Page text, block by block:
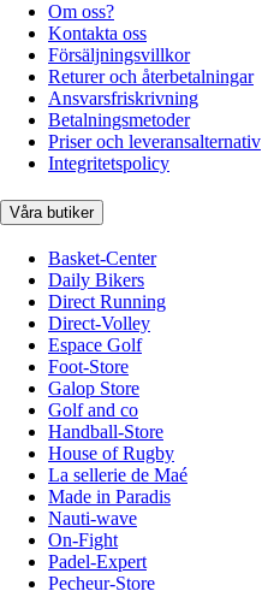
Om oss?
Kontakta oss
Försäljningsvillkor
Returer och återbetalningar
Ansvarsfriskrivning
Betalningsmetoder
Priser och leveransalternativ
Integritetspolicy
Våra butiker
Basket-Center
Daily Bikers
Direct Running
Direct-Volley
Espace Golf
Foot-Store
Galop Store
Golf and co
Handball-Store
House of Rugby
La sellerie de Maé
Made in Paradis
Nauti-wave
On-Fight
Padel-Expert
Pecheur-Store